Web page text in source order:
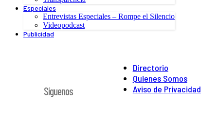
Especiales
Entrevistas Especiales – Rompe el Silencio
Videopodcast
Publicidad
Directorio
Quienes Somos
Aviso de Privacidad
Síguenos